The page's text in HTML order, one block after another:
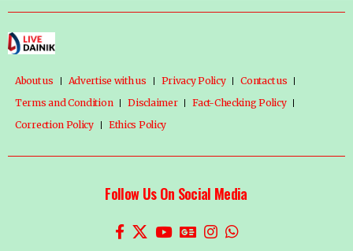
About us Advertise with us Privacy Policy
Contact us
Terms and Condition
Disclaimer
Fact-Checking Policy
Correction Policy
Ethics Policy
Follow Us On Social Media